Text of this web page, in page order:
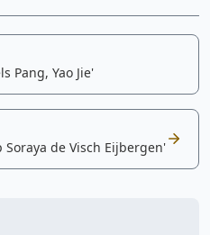
Pang, Yao Jie'
de Visch Eijbergen'